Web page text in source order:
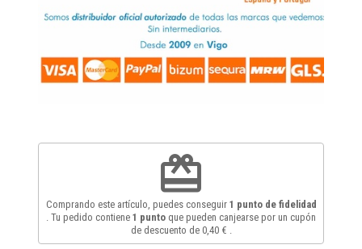
redeem
Comprando este artículo, puedes conseguir 1 punto de fidelidad
. Tu pedido contiene 1 punto que pueden canjearse por un cupón
de descuento de 0,40 €